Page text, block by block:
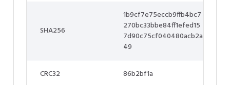
SHA256
1b9cf7e75eccb9ffb4bc7
270bc33bbe84ff1efed15
7d90c75cf040480acb2a
49
CRC32 86b2bf1a